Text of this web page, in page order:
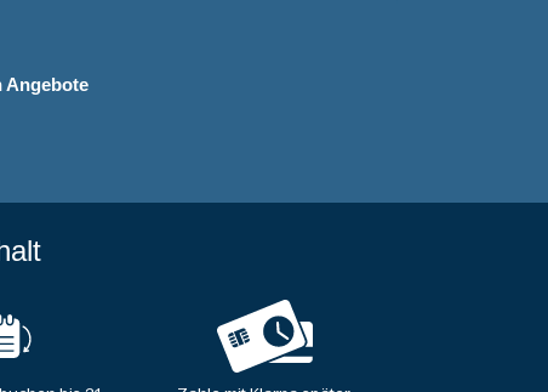
Angebote